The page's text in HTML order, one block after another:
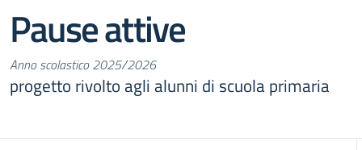
Pause attive
Anno scolastico 2025/2026
progetto rivolto agli alunni di scuola primaria